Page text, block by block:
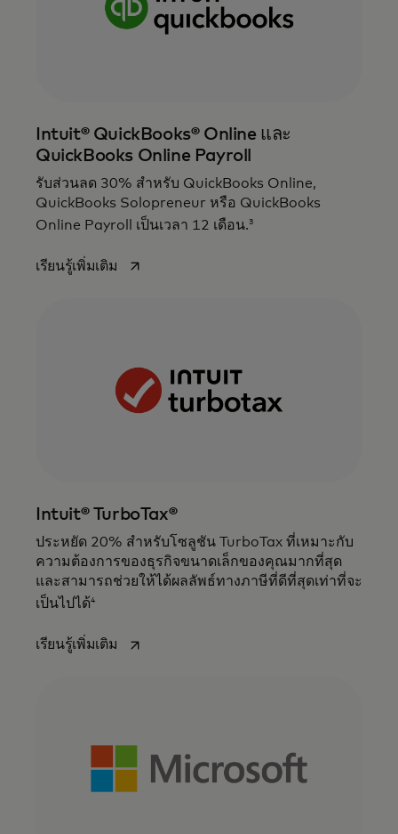
Intuit® QuickBooks® Online และ
QuickBooks Online Payroll
รับส่วนลด 30% สำหรับ QuickBooks Online,
QuickBooks Solopreneur หรือ QuickBooks
Online Payroll เป็นเวลา 12 เดือน. 3
เรียนรู้เพิ่มเติม opens in a new tab
Intuit® TurboTax®
ประหยัด 20% สําหรับโซลูชัน TurboTax ที่เหมาะกับ
ความต้องการของธุรกิจขนาดเล็กของคุณมากที่สุด
และสามารถช่วยให้ได้ผลลัพธ์ทางภาษีที่ดีที่สุดเท่าที่จะ
เป็นไปได้4
เรียนรู้เพิ่มเติม opens in a new tab